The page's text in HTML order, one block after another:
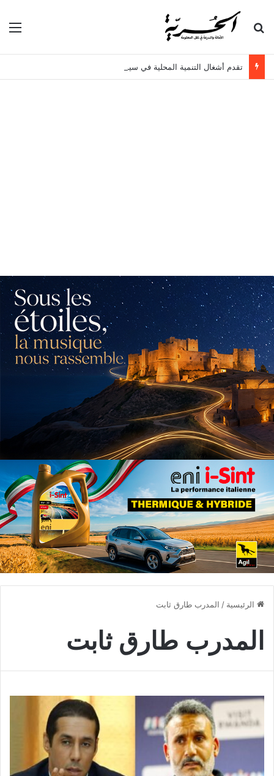
بحث عن
تقدم أشغال التنمية المحلية في سيدي حسين
الرئيسية / المدرب طارق ثابت
المدرب طارق ثابت